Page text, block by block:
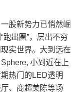
股新势力已悄然崛
出圈”，层出不穷
实世界。大到远在
小到近在上
热门的LED透明
、商超美陈等场